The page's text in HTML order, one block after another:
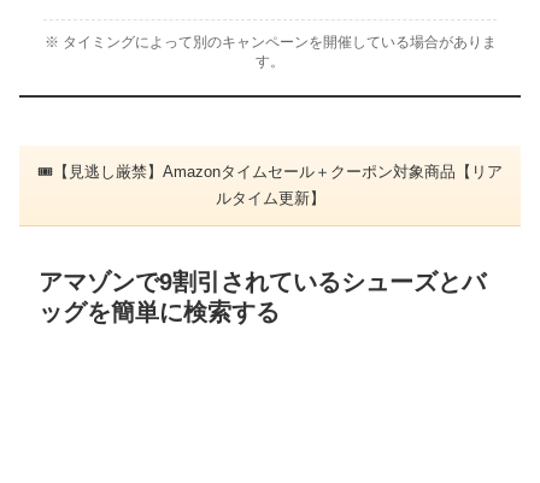
※ タイミングによって別のキャンペーンを開催している場合がありま
す。
🎟【見逃し厳禁】Amazonタイムセール＋クーポン対象商品【リア
ルタイム更新】
アマゾンで9割引されているシューズとバ
ッグを簡単に検索する